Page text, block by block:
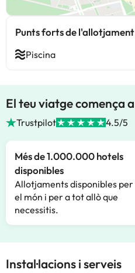
Punts forts de l'allotjament
Piscina
El teu viatge comença
Trustpilot 4.5/5
Més de 1.000.000 hotels
disponibles
Allotjaments disponibles
el món i per a tot allò que
necessitis.
Instal·lacions i serveis